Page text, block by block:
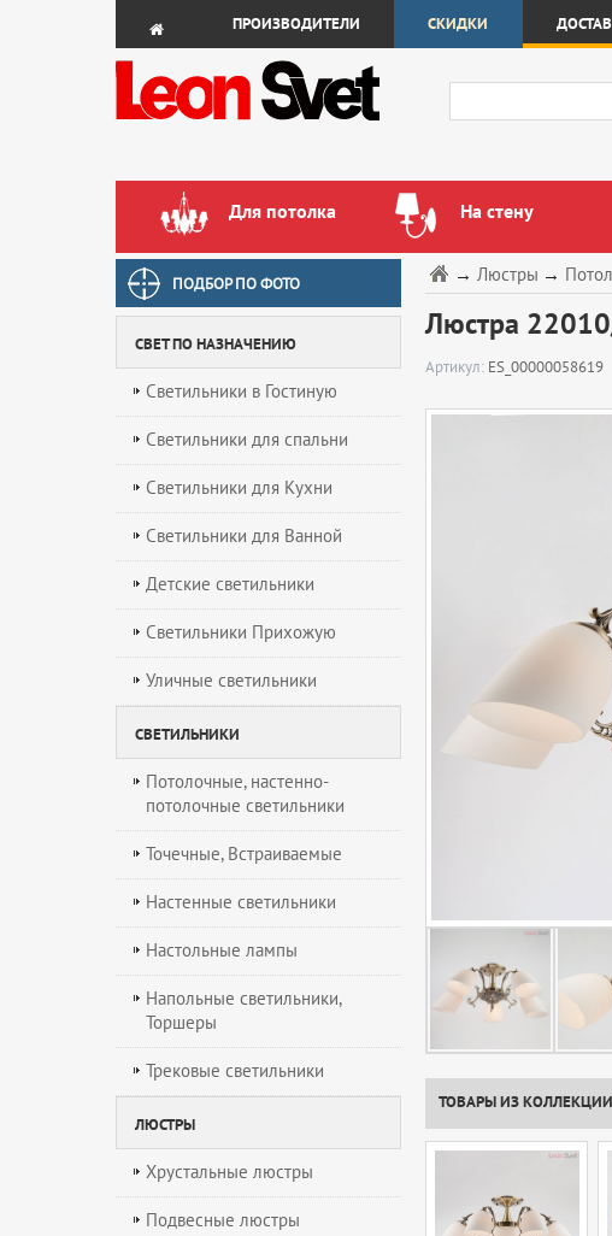
ПРОИЗВОДИТЕЛИ СКИДКИ
Для потолка На стену
ПОДБОР ПО ФОТО
СВЕТ ПО НАЗНАЧЕНИЮ
Светильники в Гостиную
Светильники для спальни
Светильники для Кухни
Светильники для Ванной
Детские светильники
Светильники Прихожую
Уличные светильники
СВЕТИЛЬНИКИ
Потолочные, настенно-
потолочные светильники
Точечные, Встраиваемые
Настенные светильники
Настольные лампы
Напольные светильники,
Торшеры
Трековые светильники
ЛЮСТРЫ
Хрустальные люстры
Подвесные люстры
→
→Люстры
Люстра
Артикул: ES_00000058619
ТОВАРЫ ИЗ КОЛЛЕКЦИИ